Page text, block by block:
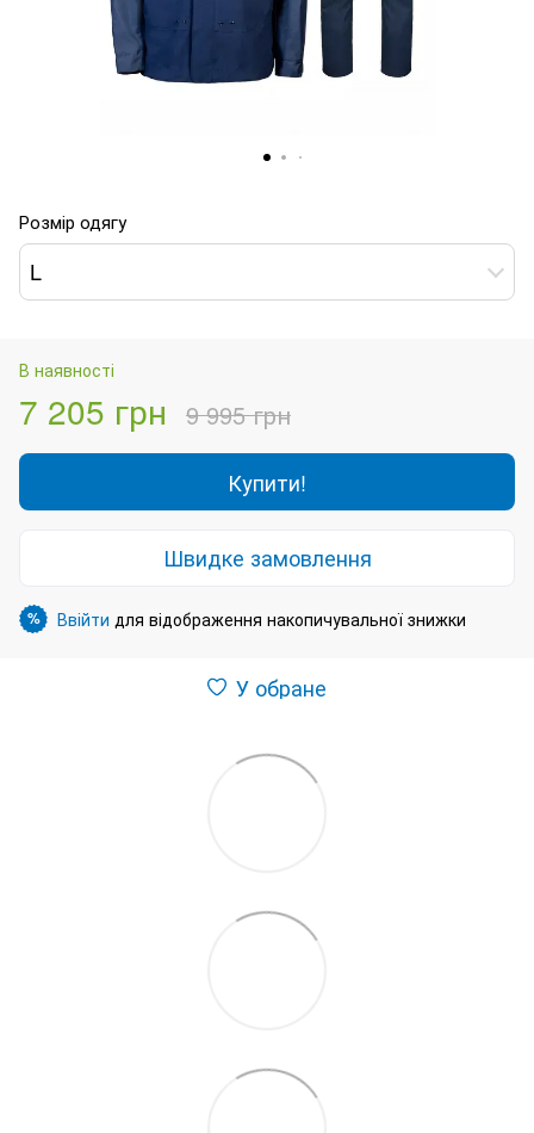
Розмір одягу
L
В наявності
7 205 грн 9 995 грн
Купити!
Швидке замовлення
% Ввійти для відображення накопичувальної знижки
У обране